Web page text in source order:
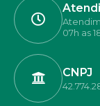
07h as
CNPJ